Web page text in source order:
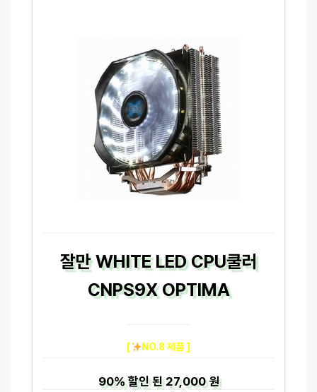
잘만 WHITE LED CPU쿨러
CNPS9X OPTIMA
[ NO.8 제품 ]
90%할인 된27,000 원